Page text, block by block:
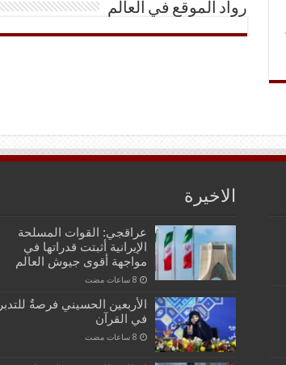
رواد الموقع في العالم
الاخيرة
عراقجي: القوات المسلحة
الإيرانية أثبتت قدراتها في
مواجهة أقوى جيوش العالم
الأربعين الحسيني فرصةٌ للتدبر
في القرآن